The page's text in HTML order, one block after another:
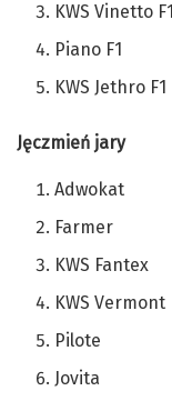
KWS Vinetto F1
Piano F1
KWS Jethro F1
Jęczmień jary
Adwokat
Farmer
KWS Fantex
KWS Vermont
Pilote
Jovita